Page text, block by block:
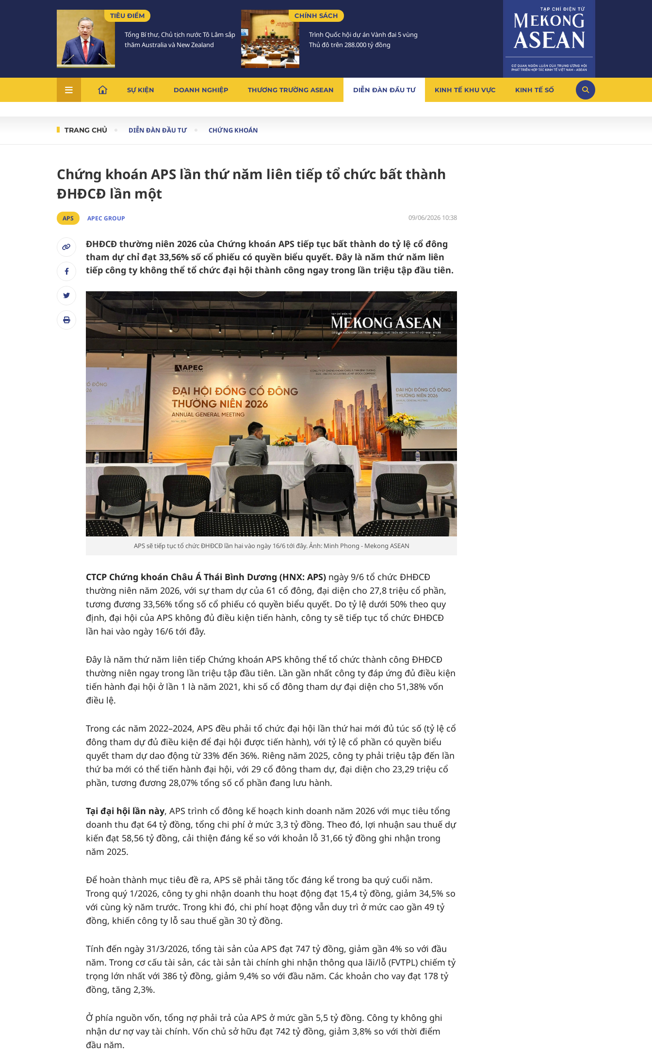
TIÊU ĐIỂM
Tổng Bí thư, Chủ tịch nước Tô Lâm sắp
thăm Australia và New Zealand
CHÍNH SÁCH
Trình Quốc hội dự án Vành đai 5 vùng
Thủ đô trên 288.000 tỷ đồng
SỰ KIỆN DOANH NGHIỆP THƯƠNG TRƯỜNG ASEAN DIỄN ĐÀN ĐẦU TƯ KINH TẾ KHU VỰC KINH TẾ SỐ
TRANG CHỦ DIỄN ĐÀN ĐẦU TƯ CHỨNG KHOÁN
Chứng khoán APS lần thứ năm liên tiếp tổ chức bất thành
ĐHĐCĐ lần một
APS APEC GROUP 09/06/2026 10:38
ĐHĐCĐ thường niên 2026 của Chứng khoán APS tiếp tục bất thành do tỷ lệ cổ đông
tham dự chỉ đạt 33,56% số cổ phiếu có quyền biểu quyết. Đây là năm thứ năm liên
tiếp công ty không thể tổ chức đại hội thành công ngay trong lần triệu tập đầu tiên.
APS sẽ tiếp tục tổ chức ĐHĐCĐ lần hai vào ngày 16/6 tới đây. Ảnh: Minh Phong - Mekong ASEAN
CTCP Chứng khoán Châu Á Thái Bình Dương (HNX: APS) ngày 9/6 tổ chức ĐHĐCĐ
thường niên năm 2026, với sự tham dự của 61 cổ đông, đại diện cho 27,8 triệu cổ phần,
tương đương 33,56% tổng số cổ phiếu có quyền biểu quyết. Do tỷ lệ dưới 50% theo quy
định, đại hội của APS không đủ điều kiện tiến hành, công ty sẽ tiếp tục tổ chức ĐHĐCĐ
lần hai vào ngày 16/6 tới đây.
Đây là năm thứ năm liên tiếp Chứng khoán APS không thể tổ chức thành công ĐHĐCĐ
thường niên ngay trong lần triệu tập đầu tiên. Lần gần nhất công ty đáp ứng đủ điều kiện
tiến hành đại hội ở lần 1 là năm 2021, khi số cổ đông tham dự đại diện cho 51,38% vốn
điều lệ.
Trong các năm 2022–2024, APS đều phải tổ chức đại hội lần thứ hai mới đủ túc số (tỷ lệ cổ
đông tham dự đủ điều kiện để đại hội được tiến hành), với tỷ lệ cổ phần có quyền biểu
quyết tham dự dao động từ 33% đến 36%. Riêng năm 2025, công ty phải triệu tập đến lần
thứ ba mới có thể tiến hành đại hội, với 29 cổ đông tham dự, đại diện cho 23,29 triệu cổ
phần, tương đương 28,07% tổng số cổ phần đang lưu hành.
Tại đại hội lần này, APS trình cổ đông kế hoạch kinh doanh năm 2026 với mục tiêu tổng
doanh thu đạt 64 tỷ đồng, tổng chi phí ở mức 3,3 tỷ đồng. Theo đó, lợi nhuận sau thuế dự
kiến đạt 58,56 tỷ đồng, cải thiện đáng kể so với khoản lỗ 31,66 tỷ đồng ghi nhận trong
năm 2025.
Để hoàn thành mục tiêu đề ra, APS sẽ phải tăng tốc đáng kể trong ba quý cuối năm.
Trong quý 1/2026, công ty ghi nhận doanh thu hoạt động đạt 15,4 tỷ đồng, giảm 34,5% so
với cùng kỳ năm trước. Trong khi đó, chi phí hoạt động vẫn duy trì ở mức cao gần 49 tỷ
đồng, khiến công ty lỗ sau thuế gần 30 tỷ đồng.
Tính đến ngày 31/3/2026, tổng tài sản của APS đạt 747 tỷ đồng, giảm gần 4% so với đầu
năm. Trong cơ cấu tài sản, các tài sản tài chính ghi nhận thông qua lãi/lỗ (FVTPL) chiếm tỷ
trọng lớn nhất với 386 tỷ đồng, giảm 9,4% so với đầu năm. Các khoản cho vay đạt 178 tỷ
đồng, tăng 2,3%.
Ở phía nguồn vốn, tổng nợ phải trả của APS ở mức gần 5,5 tỷ đồng. Công ty không ghi
nhận dư nợ vay tài chính. Vốn chủ sở hữu đạt 742 tỷ đồng, giảm 3,8% so với thời điểm
đầu năm.